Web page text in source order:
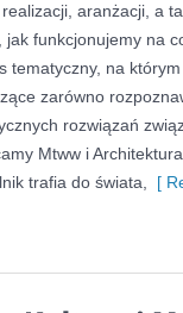
aranżacji, a
jak funkcjonujemy na
tematyczny, na
zarówno
rozwiązań
Mtww i
trafia do świata,
[